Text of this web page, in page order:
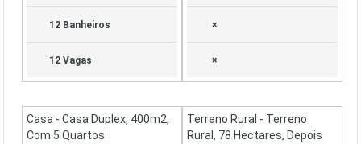
12 Banheiros
12 Vagas
×
×
Casa - Casa Duplex, 400m2,
Com 5 Quartos
Terreno Rural - Terreno
Rural, 78 Hectares, Depois